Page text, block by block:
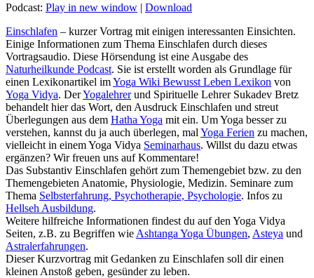
Podcast: Play in new window | Download
– kurzer Vortrag mit einigen interessanten Einsichten.
Einige Informationen zum Thema Einschlafen‏‎ durch dieses
Vortragsaudio. Diese Hörsendung ist eine Ausgabe des
Naturheilkunde Podcast. Sie ist erstellt worden als Grundlage für
einen Lexikonartikel imYoga Wiki Bewusst Leben Lexikon von
Yoga Vidya. DerYogalehrerund Spirituelle Lehrer Sukadev Bretz
behandelt hier das Wort, den Ausdruck Einschlafen‏‎ und streut
Überlegungen aus dem Hatha Yoga mit ein. Um Yoga besser zu
verstehen, kannst du ja auch überlegen, mal Yoga Ferien zu machen,
vielleicht in einem Yoga Vidya Seminarhaus. Willst du dazu etwas
ergänzen? Wir freuen uns auf Kommentare!
Das Substantiv Einschlafen‏‎ gehört zum Themengebiet bzw. zu den
Themengebieten Anatomie, Physiologie, Medizin. Seminare zum
Thema Selbsterfahrung, Psychotherapie, Psychologie. Infos zu
Hellseh Ausbildung.
Weitere hilfreiche Informationen findest du auf den Yoga Vidya
Seiten, z.B. zu Begriffen wie Ashtanga Yoga Übungen, Asteya und
Astralerfahrungen.
Dieser Kurzvortrag mit Gedanken zu Einschlafen‏‎ soll dir einen
kleinen Anstoß geben, gesünder zu leben.